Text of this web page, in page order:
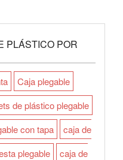
PLÁSTICO POR
Caja plegable
de plástico plegable
con tapa
caja de
plegable
caja de